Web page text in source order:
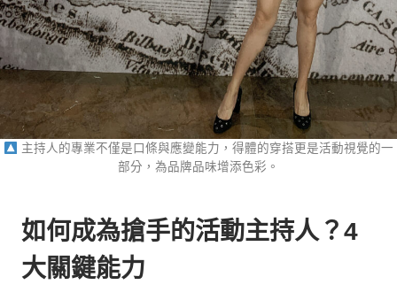
主持人的專業不僅是口條與應變能力，得體的穿搭更是活動視覺的一
部分，為品牌品味增添色彩。
如何成為搶手的活動主持人？4
大關鍵能力